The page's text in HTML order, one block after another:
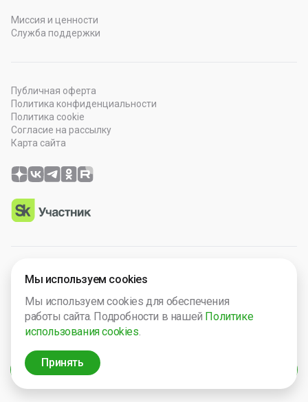
Миссия и ценности
Служба поддержки
Публичная оферта
Политика конфиденциальности
Политика cookie
Согласие на рассылку
Карта сайта
© 2026 OOO “Просто Гений”. Все права защищены.
№ 2025665571. Компания включена в Реест Малых
технологический компаний России № 5238.
ИНН 2632124692ОГРН 1242600013149
Мы используем cookies
Мы используем cookies для обеспечения
работы сайта. Подробности в нашей Политике
использования cookies.
Принять